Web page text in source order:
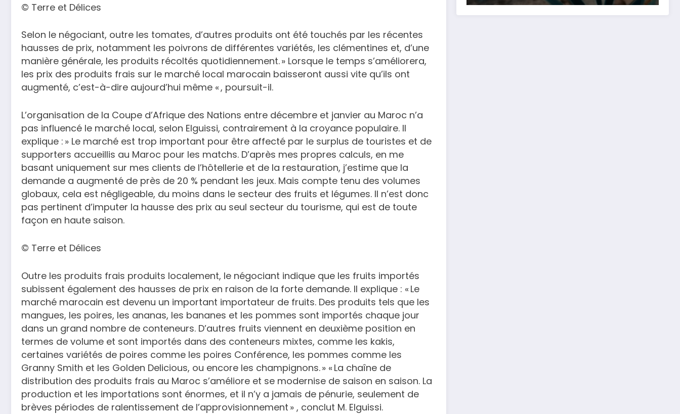
© Terre et Délices
Selon le négociant, outre les tomates, d’autres produits ont été touchés par les récentes
hausses de prix, notamment les poivrons de différentes variétés, les clémentines et, d’une
manière générale, les produits récoltés quotidiennement. » Lorsque le temps s’améliorera,
les prix des produits frais sur le marché local marocain baisseront aussi vite qu’ils ont
augmenté, c’est-à-dire aujourd’hui même « , poursuit-il.
L’organisation de la Coupe d’Afrique des Nations entre décembre et janvier au Maroc n’a
pas influencé le marché local, selon Elguissi, contrairement à la croyance populaire. Il
explique : » Le marché est trop important pour être affecté par le surplus de touristes et de
supporters accueillis au Maroc pour les matchs. D’après mes propres calculs, en me
basant uniquement sur mes clients de l’hôtellerie et de la restauration, j’estime que la
demande a augmenté de près de 20 % pendant les jeux. Mais compte tenu des volumes
globaux, cela est négligeable, du moins dans le secteur des fruits et légumes. Il n’est donc
pas pertinent d’imputer la hausse des prix au seul secteur du tourisme, qui est de toute
façon en haute saison.
© Terre et Délices
Outre les produits frais produits localement, le négociant indique que les fruits importés
subissent également des hausses de prix en raison de la forte demande. Il explique : « Le
marché marocain est devenu un important importateur de fruits. Des produits tels que les
mangues, les poires, les ananas, les bananes et les pommes sont importés chaque jour
dans un grand nombre de conteneurs. D’autres fruits viennent en deuxième position en
termes de volume et sont importés dans des conteneurs mixtes, comme les kakis,
certaines variétés de poires comme les poires Conférence, les pommes comme les
Granny Smith et les Golden Delicious, ou encore les champignons. » « La chaîne de
distribution des produits frais au Maroc s’améliore et se modernise de saison en saison. La
production et les importations sont énormes, et il n’y a jamais de pénurie, seulement de
brèves périodes de ralentissement de l’approvisionnement » , conclut M. Elguissi.